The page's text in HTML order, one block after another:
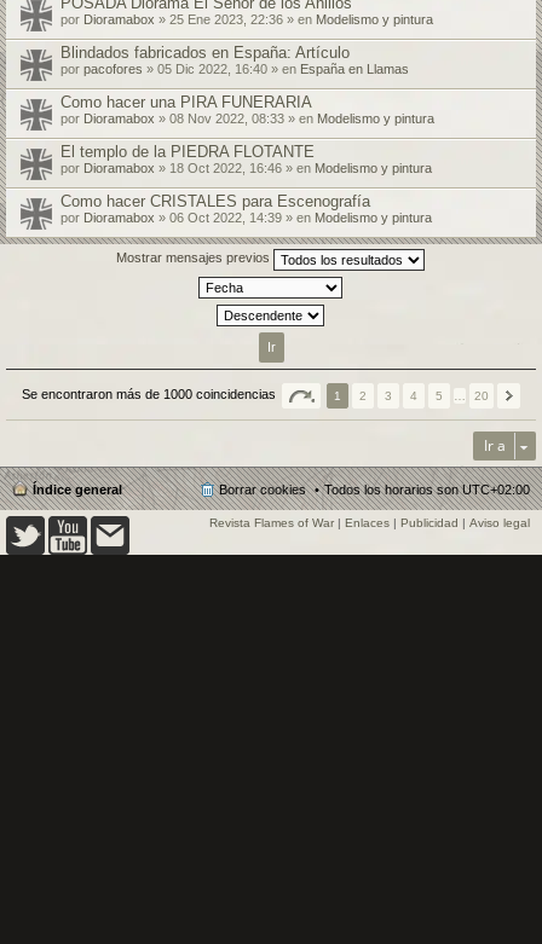
por Dioramabox » 25 Ene 2023, 22:36 » en Modelismo y pintura
Blindados fabricados en España: Artículo
por pacofores » 05 Dic 2022, 16:40 » en España en Llamas
Como hacer una PIRA FUNERARIA
por Dioramabox » 08 Nov 2022, 08:33 » en Modelismo y pintura
El templo de la PIEDRA FLOTANTE
por Dioramabox » 18 Oct 2022, 16:46 » en Modelismo y pintura
Como hacer CRISTALES para Escenografía
por Dioramabox » 06 Oct 2022, 14:39 » en Modelismo y pintura
Mostrar mensajes previos
Se encontraron más de 1000 coincidencias 1 2 3 4 5 20
Ir a
Índice general Todos los horarios sonUTC+02:00
Borrar cookies
Revista Flames of War | Enlaces | Publicidad | Aviso legal